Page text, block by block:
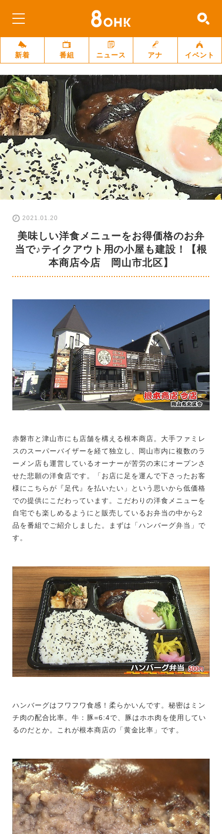
新着 番組 ニュース アナ イベント
2021.01.20
美味しい洋食メニューをお得価格のお弁
当で♪テイクアウト用の小屋も建設！【根
本商店今店 岡山市北区】
赤磐市と津山市にも店舗を構える根本商店。大手ファミレ
スのスーパーバイザーを経て独立し、岡山市内に複数のラ
ーメン店も運営しているオーナーが苦労の末にオープンさ
せた悲願の洋食店です。「お店に足を運んで下さったお客
様にこちらが『足代』を払いたい」という思いから低価格
での提供にこだわっています。こだわりの洋食メニューを
自宅でも楽しめるようにと販売しているお弁当の中から2
品を番組でご紹介しました。まずは「ハンバーグ弁当」で
す。
ハンバーグはフワフワ食感！柔らかいんです。秘密はミン
チ肉の配合比率。牛：豚=6:4で、豚はホホ肉を使用してい
るのだとか。これが根本商店の「黄金比率」です。